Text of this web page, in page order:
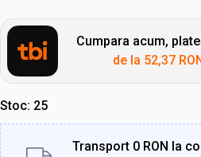
Cumpara acum,
de la 52,37
Stoc 25
Transport 0 RON la